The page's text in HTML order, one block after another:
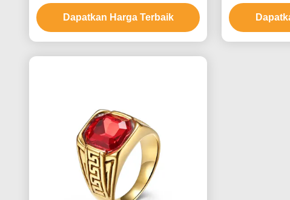
pria dengan beberapa permukaan
akhir dan berbagai pilihan logam
Dapatkan Harga Terbaik